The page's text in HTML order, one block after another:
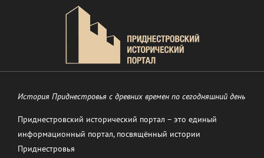
История Приднестровья с древних времен по сегодняшний день
Приднестровский исторический портал – это единый
информационный портал, посвящённый истории
Приднестровья